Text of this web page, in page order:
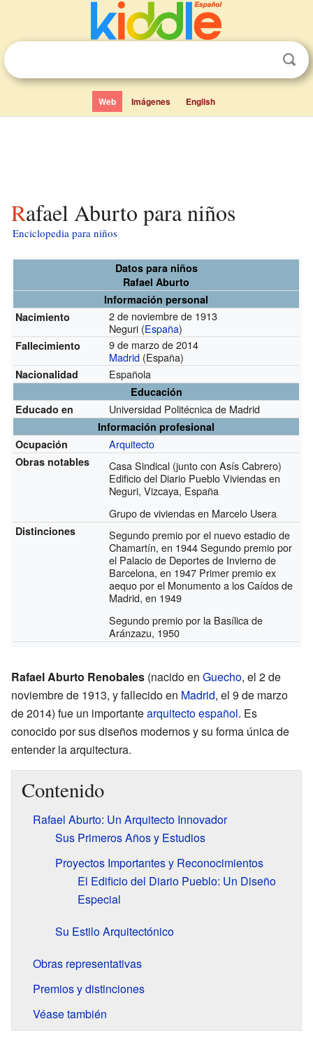
Web Imágenes English
Rafael Aburto para niños
Enciclopedia para niños
Datos para niños
Rafael Aburto
Información personal
Nacimiento
2 de noviembre de 1913
Neguri (España)
Fallecimiento
9 de marzo de 2014
Madrid (España)
Nacionalidad Española
Educación
Educado en
Universidad Politécnica de Madrid
Información profesional
Ocupación
Arquitecto
Obras notables
Casa Sindical (junto con Asís Cabrero)
Edificio del Diario Pueblo Viviendas en
Neguri, Vizcaya, España
Grupo de viviendas en Marcelo Usera
Distinciones
Segundo premio por el nuevo estadio de
Chamartín, en 1944 Segundo premio por
el Palacio de Deportes de Invierno de
Barcelona, en 1947 Primer premio ex
aequo por el Monumento a los Caídos de
Madrid, en 1949
Segundo premio por la Basílica de
Aránzazu, 1950
Rafael Aburto Renobales (nacido en Guecho, el 2 de
noviembre de 1913, y fallecido en Madrid, el 9 de marzo
de 2014) fue un importantearquitectoespañol. Es
conocido por sus diseños modernos y su forma única de
entender la arquitectura.
Contenido
Rafael Aburto: Un Arquitecto Innovador
Sus Primeros Años y Estudios
Proyectos Importantes y Reconocimientos
El Edificio del Diario Pueblo: Un Diseño
Especial
Su Estilo Arquitectónico
Obras representativas
Premios y distinciones
Véase también